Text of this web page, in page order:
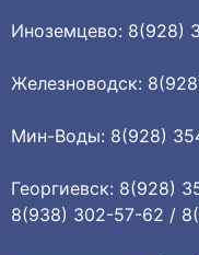
Иноземцево: 8(928)
Железноводск:
Мин-Воды: 8(928)
Георгиевск: 8(928)
8(938) 302-57-62 /